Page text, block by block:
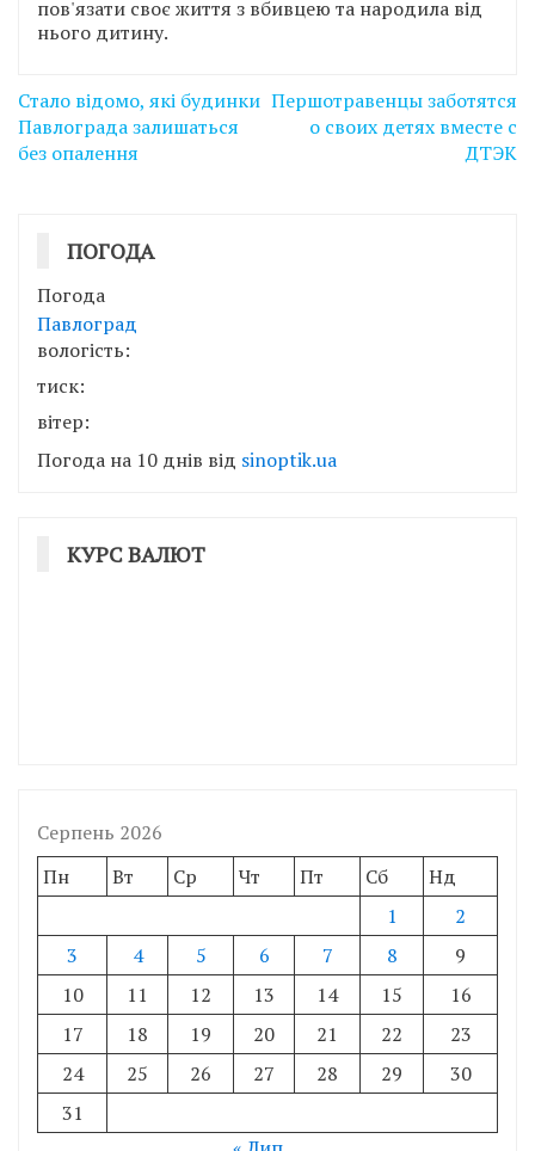
пов'язати своє життя з вбивцею та народила від
нього дитину.
Навігація
записів
Стало відомо, які будинки
Павлограда залишаться
без опалення
Першотравенцы заботятся
о своих детях вместе с
ДТЭК
ПОГОДА
Погода
Павлоград
вологість:
тиск:
вітер:
Погода на 10 днів від sinoptik.ua
КУРС ВАЛЮТ
Серпень 2026
Пн
Вт Ср Чт Пт Сб
Нд
1
2
3
4 5 6 7 8
9
10
11 12 13 14 15
16
17
18 19 20 21 22
23
24
25 26 27 28 29
30
31